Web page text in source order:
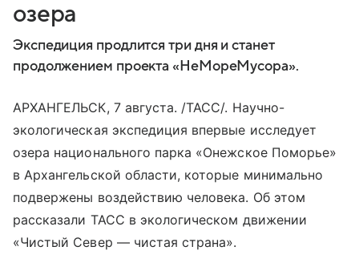
озера
Экспедиция продлится три дня и станет
продолжением проекта «НеМореМусора».
АРХАНГЕЛЬСК, 7 августа. /ТАСС/. Научно-
экологическая экспедиция впервые исследует
озера национального парка «Онежское Поморье»
в Архангельской области, которые минимально
подвержены воздействию человека. Об этом
рассказали ТАСС в экологическом движении
«Чистый Север — чистая страна».